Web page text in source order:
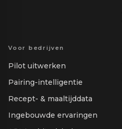
Voor bedrijven
Pilot uitwerken
Pairing-intelligentie
Recept- & maaltijddata
Ingebouwde ervaringen